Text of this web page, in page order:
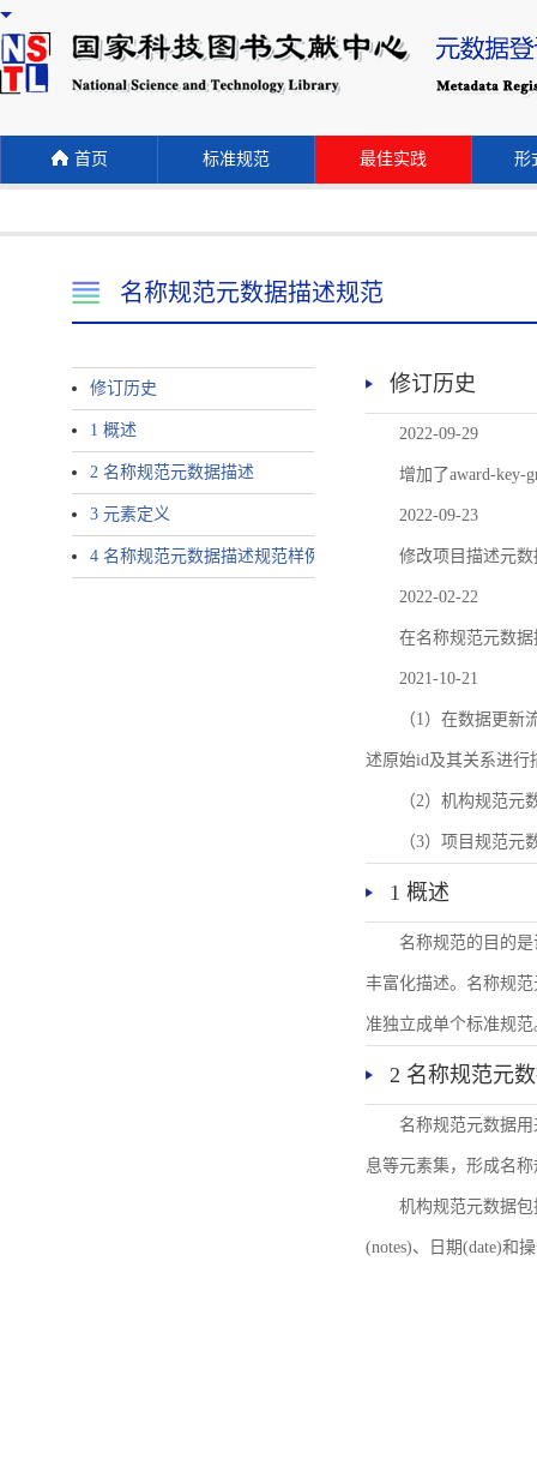
首页 标准规范 最佳实践 形
名称规范元数据描述规范
修订历史
1 概述
2 名称规范元数据描述
3 元素定义
4 名称规范元数据描述规范样例
修订历史
2022-09-29
增加了award-key-
2022-09-23
修改项目描述元
2022-02-22
在名称规范元数
2021-10-21
（1）在数据更
述原始id及其关系进行
（2）机构规范元
（3）项目规范
1 概述
名称规范的目的
丰富化描述。名称规
准独立成单个标准规范
2 名称规范元
名称规范元数据
息等元素集，形成名
机构规范元数据
(notes)、日期(date)和